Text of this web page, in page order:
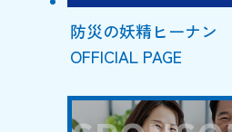
防災の妖精ヒーナン
OFFICIAL PAGE